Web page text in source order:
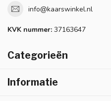
info@kaarswinkel.nl
KVK nummer: 37163647
Categorieën
Informatie